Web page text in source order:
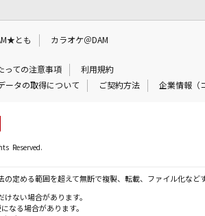
とも カラオケ＠DAM
っての注意事項
利用規約
ータの取得について ご契約方法 企業情報（
Reserved.
定める範囲を超えて無断で複製、転載、ファイル化など
ない場合があります。
なる場合があります。